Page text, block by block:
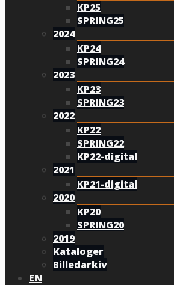
KP25
SPRING25
2024
KP24
SPRING24
2023
KP23
SPRING23
2022
KP22
SPRING22
KP22-digital
2021
KP21-digital
2020
KP20
SPRING20
2019
Kataloger
Billedarkiv
EN